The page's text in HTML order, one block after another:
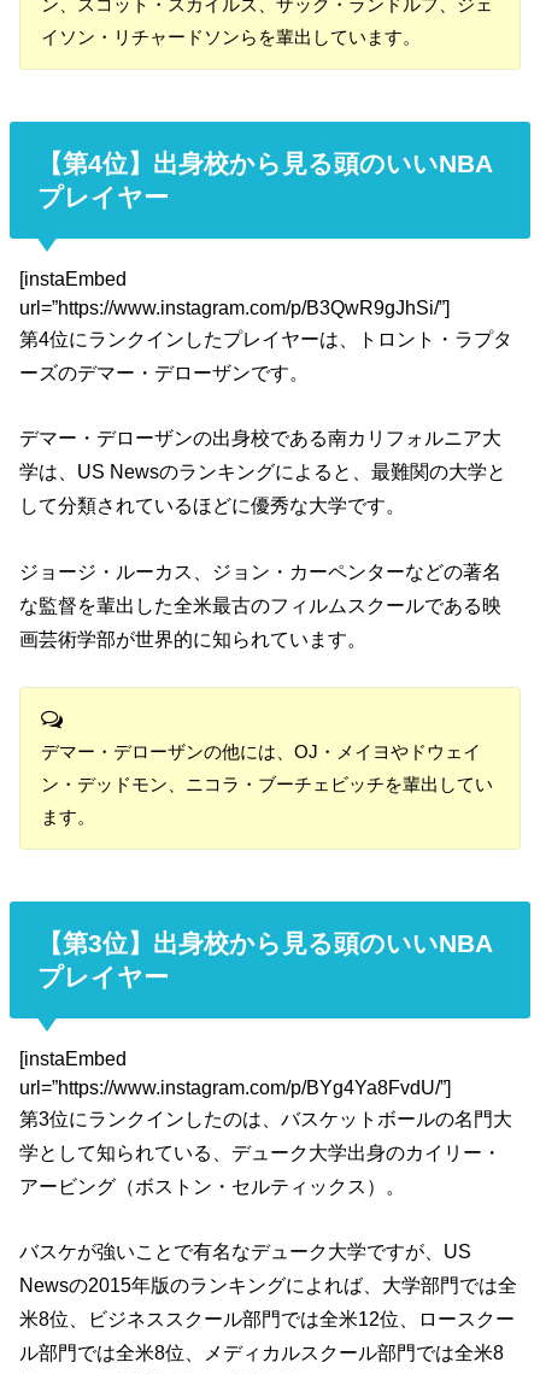
ン、スコット・スカイルズ、ザック・ランドルフ、ジェ
イソン・リチャードソンらを輩出しています。
【第4位】出身校から見る頭のいいNBA
プレイヤー
[instaEmbed
url=”https://www.instagram.com/p/B3QwR9gJhSi/”]
第4位にランクインしたプレイヤーは、トロント・ラプタ
ーズのデマー・デローザンです。
デマー・デローザンの出身校である南カリフォルニア大
学は、US Newsのランキングによると、最難関の大学と
して分類されているほどに優秀な大学です。
ジョージ・ルーカス、ジョン・カーペンターなどの著名
な監督を輩出した全米最古のフィルムスクールである映
画芸術学部が世界的に知られています。
デマー・デローザンの他には、OJ・メイヨやドウェイ
ン・デッドモン、ニコラ・ブーチェビッチを輩出してい
ます。
【第3位】出身校から見る頭のいいNBA
プレイヤー
[instaEmbed
url=”https://www.instagram.com/p/BYg4Ya8FvdU/”]
第3位にランクインしたのは、バスケットボールの名門大
学として知られている、デューク大学出身のカイリー・
アービング（ボストン・セルティックス）。
バスケが強いことで有名なデューク大学ですが、US
Newsの2015年版のランキングによれば、大学部門では全
米8位、ビジネススクール部門では全米12位、ロースクー
ル部門では全米8位、メディカルスクール部門では全米8